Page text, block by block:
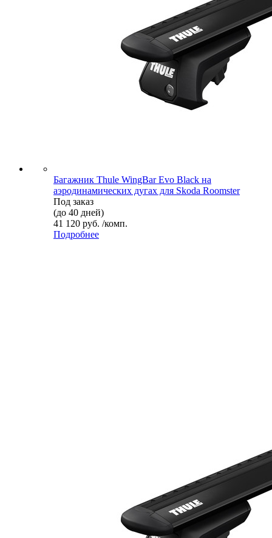
Багажник Thule WingBar Evo Black на
аэродинамических дугах для Skoda Roomster
Под заказ
(до 40 дней)
41 120 руб. /комп.
Подробнее